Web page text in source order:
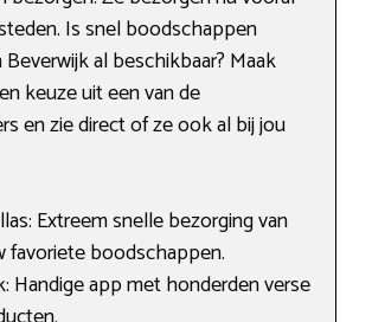
Is snel boodschappen
al beschikbaar? Maak
keuze uit een van de
en zie direct of ze ook al bij jou
Extreem snelle bezorging van
favoriete boodschappen.
Handige app met honderden verse